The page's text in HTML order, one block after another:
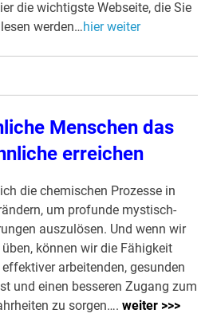
die wichtigste Webseite, die Sie
werden…hier weiter
Menschen das
erreichen
die chemischen Prozesse in
um profunde mystisch-
auszulösen. Und wenn wir
können wir die Fähigkeit
arbeitenden, gesunden
und einen besseren Zugang zum
zu sorgen…. weiter >>>